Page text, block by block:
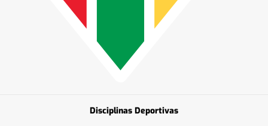
Disciplinas Deportivas